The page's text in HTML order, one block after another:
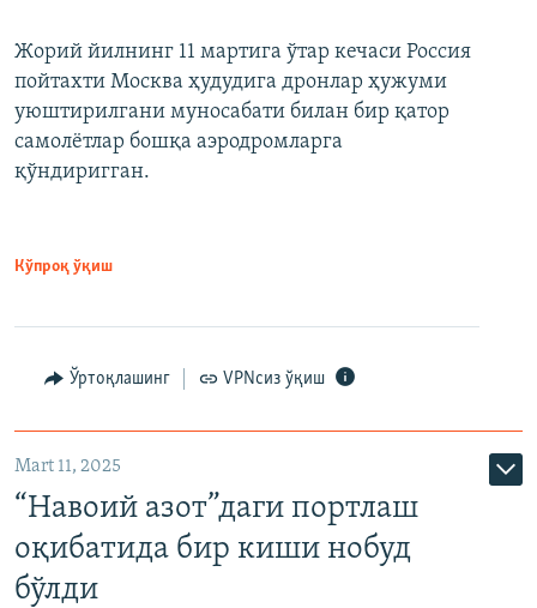
Жорий йилнинг 11 мартига ўтар кечаси Россия
пойтахти Москва ҳудудига дронлар ҳужуми
уюштирилгани муносабати билан бир қатор
самолётлар бошқа аэродромларга
қўндиригган.
Кўпроқ ўқиш
Ўртоқлашинг VPNсиз ўқиш
Mart 11, 2025
“Навоий азот”даги портлаш
оқибатида бир киши нобуд
бўлди